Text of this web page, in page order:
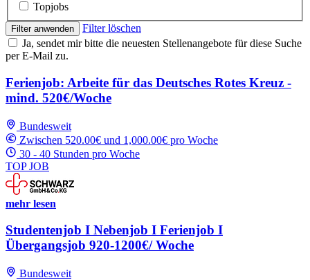
Topjobs
Filter anwenden
Filter löschen
Ja, sendet mir bitte die neuesten Stellenangebote für diese Suche
per E-Mail zu.
Ferienjob: Arbeite für das Deutsches Rotes Kreuz -
mind. 520€/Woche
Bundesweit
Zwischen 520.00€ und 1,000.00€ pro Woche
30 - 40 Stunden pro Woche
TOP JOB
mehr lesen
Studentenjob I Nebenjob I Ferienjob I
Übergangsjob 920-1200€/ Woche
Bundesweit